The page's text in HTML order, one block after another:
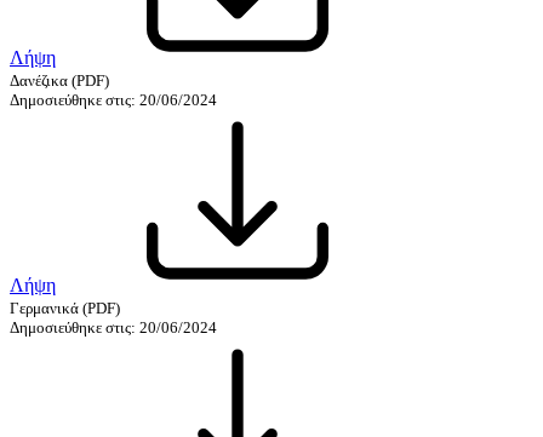
Λήψη
Δανέζικα (PDF)
Δημοσιεύθηκε στις: 20/06/2024
Λήψη
Γερμανικά (PDF)
Δημοσιεύθηκε στις: 20/06/2024